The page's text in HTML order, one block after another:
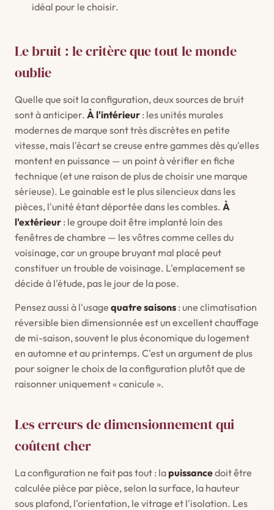
idéal pour le choisir.
Le bruit : le critère que tout le monde
oublie
Quelle que soit la configuration, deux sources de bruit
sont à anticiper. À l'intérieur : les unités murales
modernes de marque sont très discrètes en petite
vitesse, mais l'écart se creuse entre gammes dès qu'elles
montent en puissance — un point à vérifier en fiche
technique (et une raison de plus de choisir une marque
sérieuse). Le gainable est le plus silencieux dans les
pièces, l'unité étant déportée dans les combles. À
l'extérieur : le groupe doit être implanté loin des
fenêtres de chambre — les vôtres comme celles du
voisinage, car un groupe bruyant mal placé peut
constituer un trouble de voisinage. L'emplacement se
décide à l'étude, pas le jour de la pose.
Pensez aussi à l'usage quatre saisons : une climatisation
réversible bien dimensionnée est un excellent chauffage
de mi-saison, souvent le plus économique du logement
en automne et au printemps. C'est un argument de plus
pour soigner le choix de la configuration plutôt que de
raisonner uniquement « canicule ».
Les erreurs de dimensionnement qui
coûtent cher
La configuration ne fait pas tout : lapuissancedoit être
calculée pièce par pièce, selon la surface, la hauteur
sous plafond, l'orientation, le vitrage et l'isolation. Les